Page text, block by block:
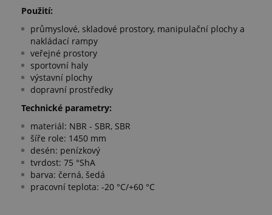
Použití: ​
průmyslové, skladové prostory, manipulační plochy a
nakládací rampy
veřejné prostory
sportovní haly
výstavní plochy
dopravní prostředky
Technické parametry:
materiál: NBR - SBR, SBR
šíře role: 1450 mm
desén: penízkový
tvrdost: 75 °ShA
barva: černá, šedá
pracovní teplota: -20 °C/+60 °C